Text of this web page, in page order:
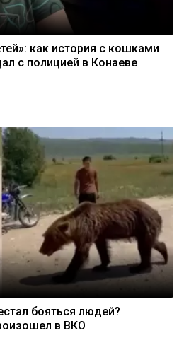
как история с кошками
с полицией в Конаеве
бояться людей?
в ВКО